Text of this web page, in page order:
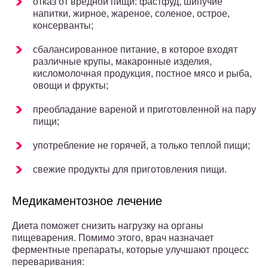
напитки, жирное, жареное, соленое, острое,
консерванты;
сбалансированное питание, в которое входят
различные крупы, макаронные изделия,
кисломолочная продукция, постное мясо и рыба,
овощи и фрукты;
преобладание вареной и приготовленной на пару
пищи;
употребление не горячей, а только теплой пищи;
свежие продукты для приготовления пищи.
Медикаментозное лечение
Диета поможет снизить нагрузку на органы
пищеварения. Помимо этого, врач назначает
ферментные препараты, которые улучшают процесс
переваривания: